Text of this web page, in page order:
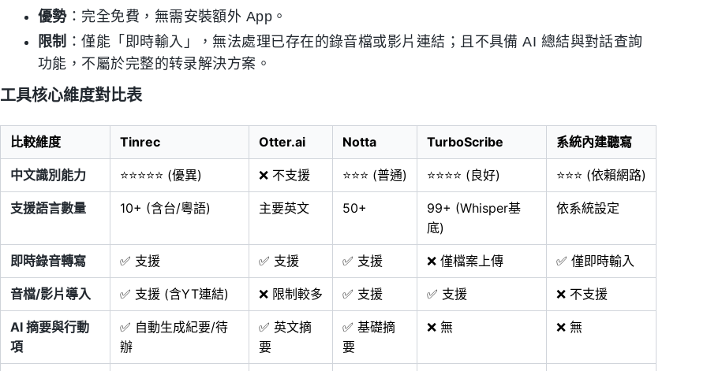
優勢：完全免費，無需安裝額外 App。
限制 ：僅能「即時輸入」，無法處理已存在的錄音檔或影片連結；且不具備 AI 總結與對話查詢
功能，不屬於完整的转录解決方案。
工具核心維度對比表
比較維度 Tinrec Otter.ai Notta TurboScribe 系統內建聽寫
中文識別能力 ⭐⭐⭐⭐⭐ (優異) ❌ 不支援 ⭐⭐⭐ (普通) ⭐⭐⭐⭐ (良好) ⭐⭐⭐ (依賴網路)
支援語言數量 10+ (含台/粵語) 主要英文 50+
99+ (Whisper基
底)
依系統設定
即時錄音轉寫 ✅ 支援 ✅ 支援 ✅ 支援 ❌ 僅檔案上傳 ✅ 僅即時輸入
音檔/影片導入 ✅ 支援 (含YT連結) ❌ 限制較多 ✅ 支援 ✅ 支援 ❌ 不支援
AI 摘要與行動
項
✅ 自動生成紀要/待
辦
✅ 英文摘
要
✅ 基礎摘
要
❌ 無 ❌ 無